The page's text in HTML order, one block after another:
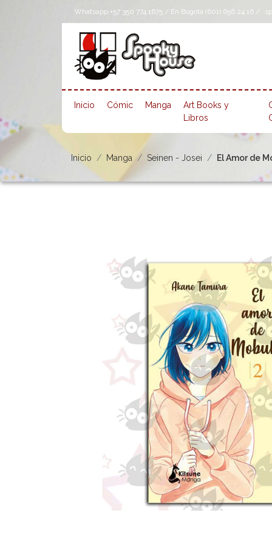
Whatsapp +57 350 774 1675 / En Bogotá (601) 656 24 16 /
Inicio Cómic Manga
Art Books y
Libros
Inicio Manga Seinen - Josei El Amor de